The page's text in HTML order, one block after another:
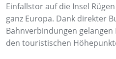
Einfallstor auf die Insel
ganz Europa. Dank direkter
Bahnverbindungen
den touristischen